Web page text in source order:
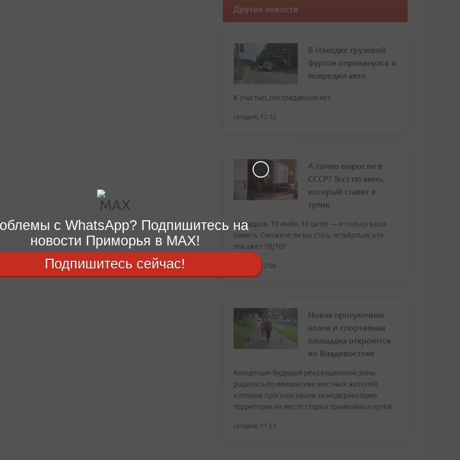
Другие новости
В Находке грузовой
фургон опрокинулся и
повредил авто
К счастью, пострадавших нет
сегодня, 12:12
А точно выросли в
СССР? Тест по кино,
который ставят в
тупик
10 кадров, 10 имён, 10 цитат — и только ваша
память. Сможете ли вы стать четвёртым, кто
покажет 10/10?
сегодня, 12:00
Новая прогулочная
аллея и спортивная
площадка откроются
во Владивостоке
Концепция будущей рекреационной зоны
родилась по инициативе местных жителей,
которые проголосовали за модернизацию
территории на месте старых трамвайных путей
сегодня, 11:53
с WhatsApp? Подпишитесь на
новости Приморья в MAX!
Подпишитесь сейчас!